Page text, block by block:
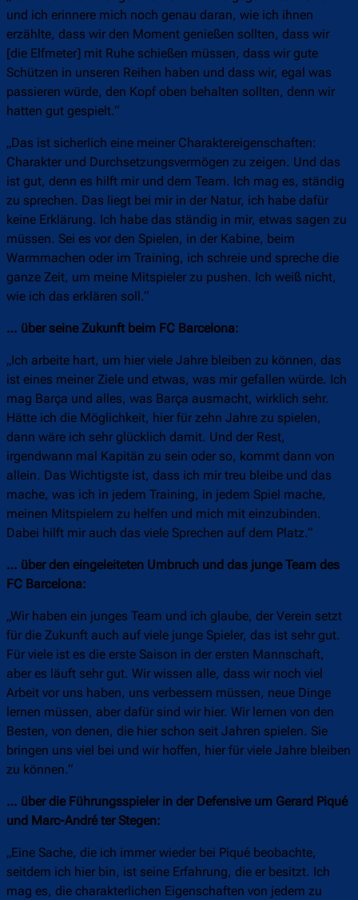
und ich erinnere mich noch genau daran, wie ich ihnen
erzählte, dass wir den Moment genießen sollten, dass wir
[die Elfmeter] mit Ruhe schießen müssen, dass wir gute
Schützen in unseren Reihen haben und dass wir, egal was
passieren würde, den Kopf oben behalten sollten, denn wir
hatten gut gespielt.“
„Das ist sicherlich eine meiner Charaktereigenschaften:
Charakter und Durchsetzungsvermögen zu zeigen. Und das
ist gut, denn es hilft mir und dem Team. Ich mag es, ständig
zu sprechen. Das liegt bei mir in der Natur, ich habe dafür
keine Erklärung. Ich habe das ständig in mir, etwas sagen zu
müssen. Sei es vor den Spielen, in der Kabine, beim
Warmmachen oder im Training, ich schreie und spreche die
ganze Zeit, um meine Mitspieler zu pushen. Ich weiß nicht,
wie ich das erklären soll.“
… über seine Zukunft beim FC Barcelona:
„Ich arbeite hart, um hier viele Jahre bleiben zu können, das
ist eines meiner Ziele und etwas, was mir gefallen würde. Ich
mag Barça und alles, was Barça ausmacht, wirklich sehr.
Hätte ich die Möglichkeit, hier für zehn Jahre zu spielen,
dann wäre ich sehr glücklich damit. Und der Rest,
irgendwann mal Kapitän zu sein oder so, kommt dann von
allein. Das Wichtigste ist, dass ich mir treu bleibe und das
mache, was ich in jedem Training, in jedem Spiel mache,
meinen Mitspielern zu helfen und mich mit einzubinden.
Dabei hilft mir auch das viele Sprechen auf dem Platz.“
… über den eingeleiteten Umbruch und das junge Team des
FC Barcelona:
„Wir haben ein junges Team und ich glaube, der Verein setzt
für die Zukunft auch auf viele junge Spieler, das ist sehr gut.
Für viele ist es die erste Saison in der ersten Mannschaft,
aber es läuft sehr gut. Wir wissen alle, dass wir noch viel
Arbeit vor uns haben, uns verbessern müssen, neue Dinge
lernen müssen, aber dafür sind wir hier. Wir lernen von den
Besten, von denen, die hier schon seit Jahren spielen. Sie
bringen uns viel bei und wir hoffen, hier für viele Jahre bleiben
zu können.“
… über die Führungsspieler in der Defensive um Gerard Piqué
und Marc-André ter Stegen:
„Eine Sache, die ich immer wieder bei Piqué beobachte,
seitdem ich hier bin, ist seine Erfahrung, die er besitzt. Ich
mag es, die charakterlichen Eigenschaften von jedem zu